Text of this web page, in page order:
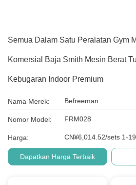
Semua Dalam Satu Peralatan Gym
Komersial Baja Smith Mesin Berat
Kebugaran Indoor Premium
Nama Merek: Befreeman
Nomor Model: FRM028
Harga: CN¥6,014.52/sets 1-
Dapatkan Harga Terbaik